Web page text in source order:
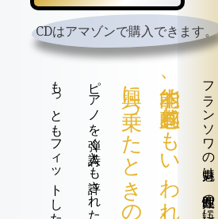
CDはアマゾンで購入できます。
本能的、直感的ともいわれ、
ピアノを弾く詩人とも評された